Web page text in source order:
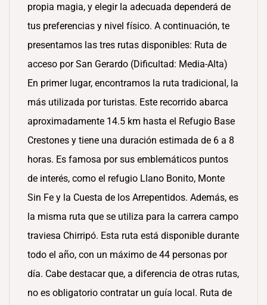
propia magia, y elegir la adecuada dependerá de
tus preferencias y nivel físico. A continuación, te
presentamos las tres rutas disponibles: Ruta de
acceso por San Gerardo (Dificultad: Media-Alta)
En primer lugar, encontramos la ruta tradicional, la
más utilizada por turistas. Este recorrido abarca
aproximadamente 14.5 km hasta el Refugio Base
Crestones y tiene una duración estimada de 6 a 8
horas. Es famosa por sus emblemáticos puntos
de interés, como el refugio Llano Bonito, Monte
Sin Fe y la Cuesta de los Arrepentidos. Además, es
la misma ruta que se utiliza para la carrera campo
traviesa Chirripó. Esta ruta está disponible durante
todo el año, con un máximo de 44 personas por
día. Cabe destacar que, a diferencia de otras rutas,
no es obligatorio contratar un guía local. Ruta de